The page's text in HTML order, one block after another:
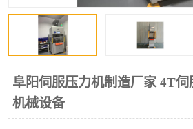
阜阳伺服压力机制造厂家 4T
机械设备